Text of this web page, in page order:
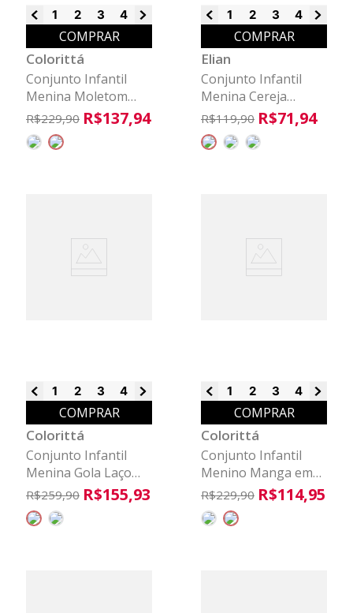
1 2 3 4 6
COMPRAR
Colorittá
Conjunto Infantil
Menina Moletom
Linho Colorittá Azul
R$229,90 R$137,94
1 2 3 4 6
COMPRAR
Elian
Conjunto Infantil
Menina Cereja
Lantejoula Elian
Laranja
R$119,90 R$71,94
1 2 3 4 6
COMPRAR
Colorittá
Conjunto Infantil
Menina Gola Laço
Colorittá Marrom
R$259,90 R$155,93
1 2 3 4 6
COMPRAR
Colorittá
Conjunto Infantil
Menino Manga em
Puff Colorittá Cinza
R$229,90 R$114,95